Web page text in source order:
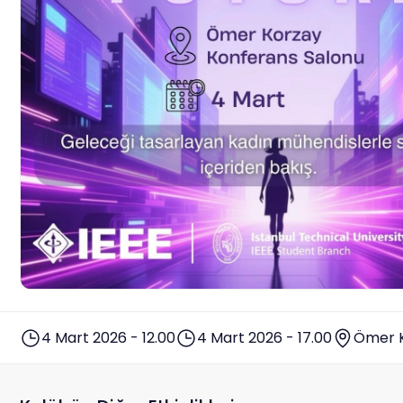
4 Mart 2026 - 12.00 4 Mart 2026 - 17.00 Ömer